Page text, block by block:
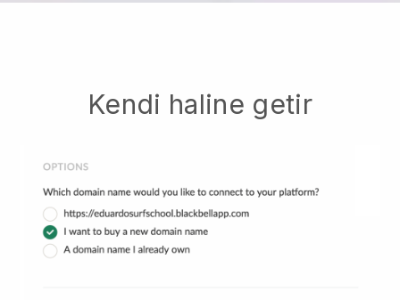
Kendi haline getir